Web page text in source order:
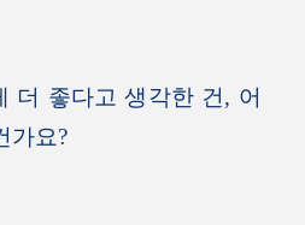
좋다고 생각한 건, 어
가요?